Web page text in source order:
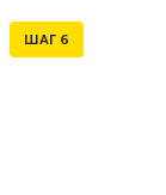
ШАГ 6